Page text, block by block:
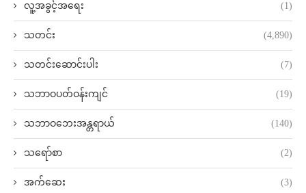
လူ့အခွင့်အရေး (1)
သတင်း (4,890)
သတင်းဆောင်းပါး (7)
သဘာဝပတ်ဝန်းကျင် (19)
သဘာဝဘေးအန္တရာယ် (140)
သရော်စာ (2)
အက်ဆေး (3)